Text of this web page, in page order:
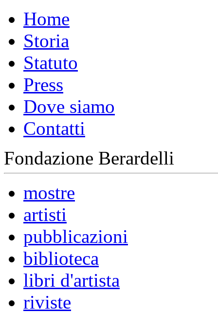
Home
Storia
Statuto
Press
Dove siamo
Contatti
Fondazione Berardelli
mostre
artisti
pubblicazioni
biblioteca
libri d'artista
riviste